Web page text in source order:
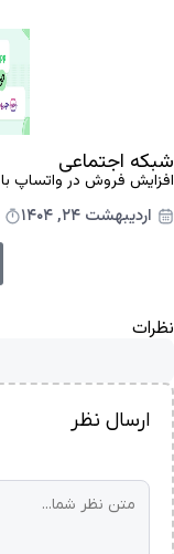
شبکه اجتماعی
افزایش فروش در واتساپ با 8 استراتژی حرفه‌ای
اردیبهشت ۲۴, ۱۴۰۴
نظرات
ارسال نظر